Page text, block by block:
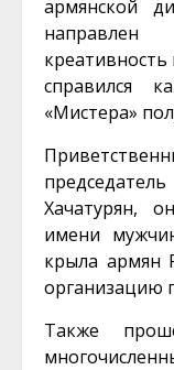
армянской
справился
«Мистера»
Хачатурян,
имени
крыла армян
организацию
Также